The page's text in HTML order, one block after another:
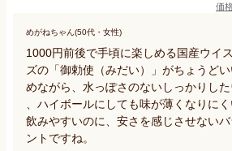
価
めがねちゃん(50代・女性)
1000円前後で手頃に楽しめる国産ウイ
ズの「御勅使（みだい）」がちょうど
めながら、水っぽさのないしっかりし
、ハイボールにしても味が薄くなりに
飲みやすいのに、安さを感じさせない
ントですね。